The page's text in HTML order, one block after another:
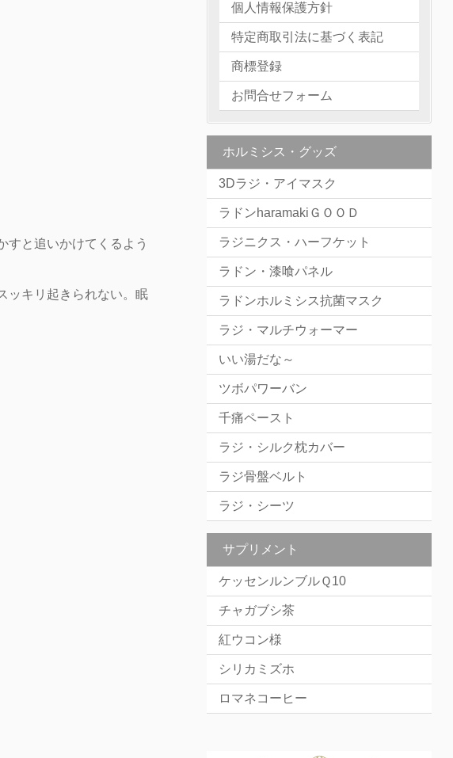
すと追いかけてくるよう
ッキリ起きられない。眠
個人情報保護方針
特定商取引法に基づく表記
商標登録
お問合せフォーム
ホルミシス・グッズ
3Dラジ・アイマスク
ラドンharamakiＧＯＯＤ
ラジニクス・ハーフケット
ラドン・漆喰パネル
ラドンホルミシス抗菌マスク
ラジ・マルチウォーマー
いい湯だな～
ツボパワーバン
千痛ペースト
ラジ・シルク枕カバー
ラジ骨盤ベルト
ラジ・シーツ
サプリメント
ケッセンルンブルＱ10
チャガブシ茶
紅ウコン様
シリカミズホ
ロマネコーヒー